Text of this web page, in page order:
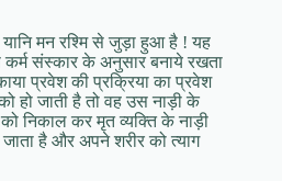
यानि मन रश्मि से जुड़ा हुआ है ! यह
कर्म संस्कार के अनुसार बनाये रखता
प्रवेश की प्रक्रिया का प्रवेश
हो जाती है तो वह उस नाड़ी के
निकाल कर मृत व्यक्ति के नाड़ी
है और अपने शरीर को त्याग